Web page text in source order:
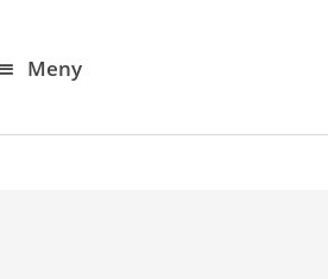
Meny